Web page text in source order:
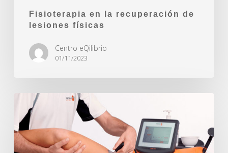
Fisioterapia en la recuperación de
lesiones físicas
Centro eQilibrio
01/11/2023